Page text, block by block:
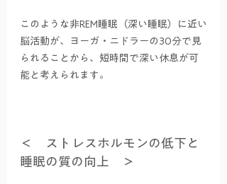
このような非REM睡眠（深い睡眠）に近い
脳活動が、ヨーガ・ニドラーの30分で見
られることから、短時間で深い休息が可
能と考えられます。
＜　ストレスホルモンの低下と
睡眠の質の向上　＞